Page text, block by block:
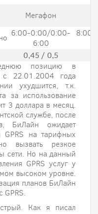
Мегафон
6:00-0:00/0:00-
6:00
8:00-
0,45 / 0,5
позицию в
с 22.01.2004 года
ухудшится, т.к.
за использование
3 доллара в месяц.
службе, после
БиЛайн ожидает
GPRS на тарифных
вызвать резкое
сети. Но на данный
GPRS услуг у
высоком уровне.
планов БиЛайн
GPRS.
Как я писал